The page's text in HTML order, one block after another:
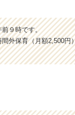
９時です。
外保育（月額2,500円